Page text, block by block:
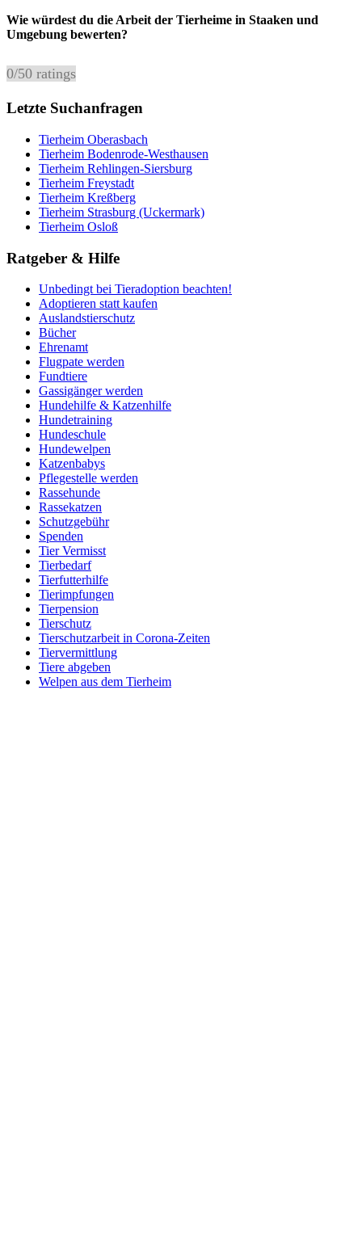
Wie würdest du die Arbeit der Tierheime in Staaken und
Umgebung bewerten?
0/50 ratings
Letzte Suchanfragen
Tierheim Oberasbach
Tierheim Bodenrode-Westhausen
Tierheim Rehlingen-Siersburg
Tierheim Freystadt
Tierheim Kreßberg
Tierheim Strasburg (Uckermark)
Tierheim Osloß
Ratgeber & Hilfe
Unbedingt bei Tieradoption beachten!
Adoptieren statt kaufen
Auslandstierschutz
Bücher
Ehrenamt
Flugpate werden
Fundtiere
Gassigänger werden
Hundehilfe & Katzenhilfe
Hundetraining
Hundeschule
Hundewelpen
Katzenbabys
Pflegestelle werden
Rassehunde
Rassekatzen
Schutzgebühr
Spenden
Tier Vermisst
Tierbedarf
Tierfutterhilfe
Tierimpfungen
Tierpension
Tierschutz
Tierschutzarbeit in Corona-Zeiten
Tiervermittlung
Tiere abgeben
Welpen aus dem Tierheim